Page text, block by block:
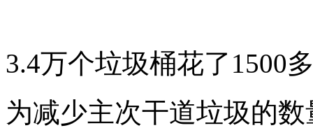
3.4万个垃圾桶花了1500
为减少主次干道垃圾的